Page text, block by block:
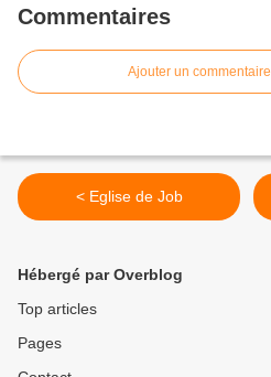
Commentaires
Ajouter un commentaire
< Eglise de Job
Hébergé par Overblog
Top articles
Pages